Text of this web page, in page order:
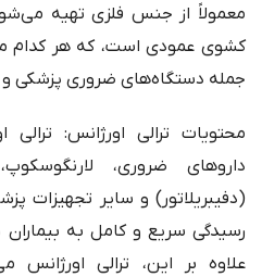
معمولاً از جنس فلزی تهیه
کشوی عمودی است، که هر کدام
جمله دستگاه‌های ضروری پزشکی و
محتویات ترالی اورژانس:
داروهای ضروری،
(دفیبریلاتور) و سایر تجهیزات
رسیدگی سریع و کامل به بیماران
علاوه بر این، ترالی اورژانس